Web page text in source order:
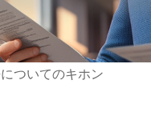
ついてのキホン